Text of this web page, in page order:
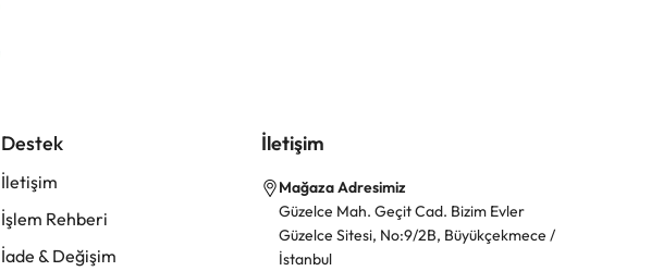
Destek
İletişim
İşlem Rehberi
İade & Değişim
İletişim
Mağaza Adresimiz
Güzelce Mah. Geçit Cad. Bizim Evler
Güzelce Sitesi, No:9/2B, Büyükçekmece /
İstanbul